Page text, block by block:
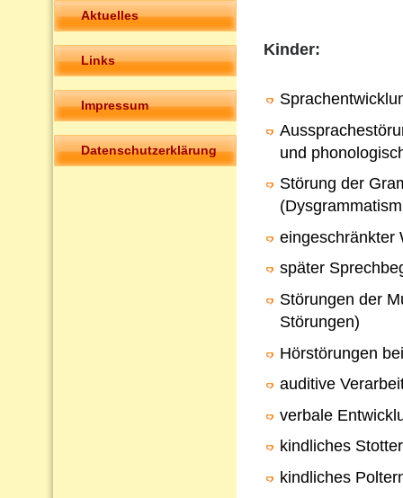
Aktuelles
Links
Impressum
Datenschutzerklärung
Kinder:
und
Störung der
eingeschränkter
später
Störungen der
Störungen)
Hörstörungen
auditive
verbale
kindliches
kindliches